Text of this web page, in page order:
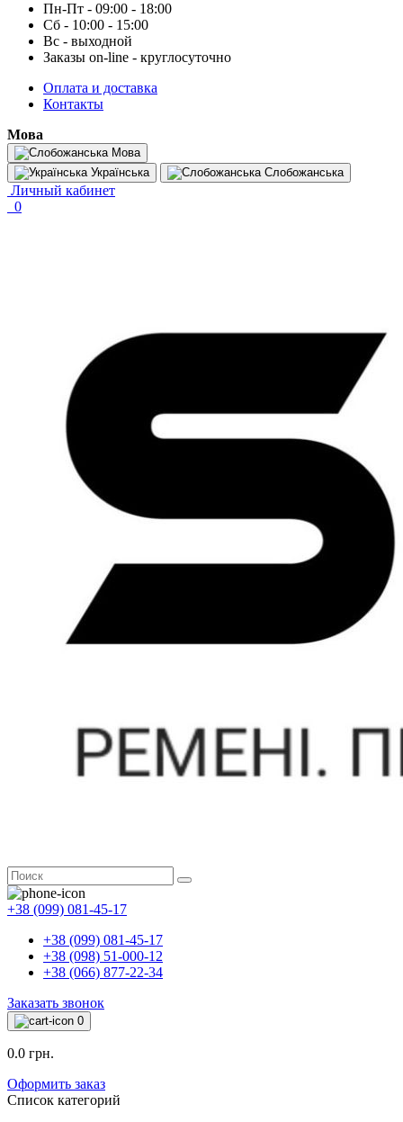
Пн-Пт - 09:00 - 18:00
Сб - 10:00 - 15:00
Вс - выходной
Заказы on-line - круглосуточно
Оплата и доставка
Контакты
Мова
Мова
Українська
Слобожанська
Личный кабинет
0
+38 (099) 081-45-17
+38 (099) 081-45-17
+38 (098) 51-000-12
+38 (066) 877-22-34
Заказать звонок
0
0.0 грн.
Оформить заказ
Список категорий